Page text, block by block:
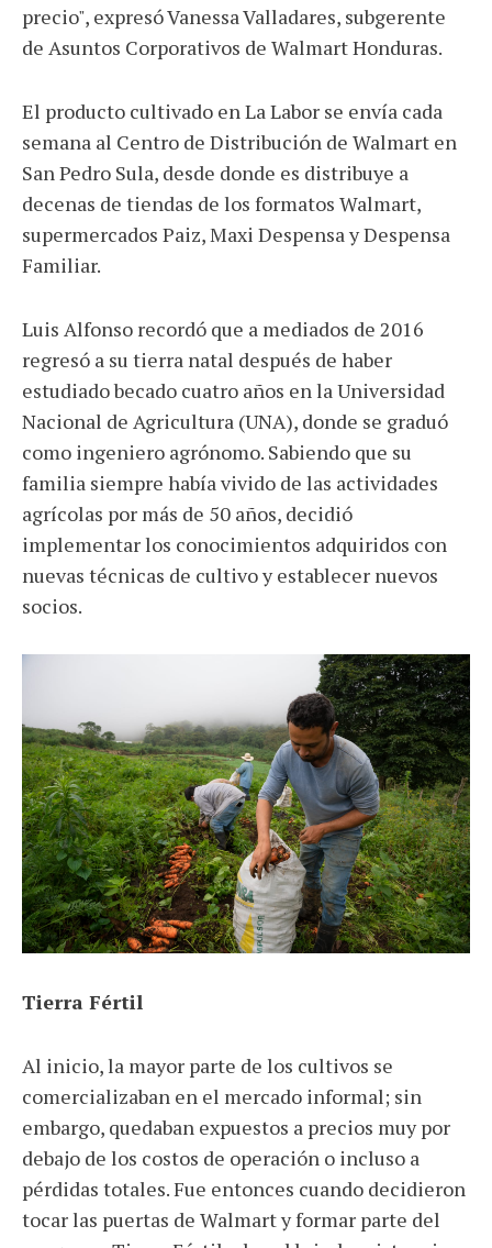
precio", expresó Vanessa Valladares, subgerente
de Asuntos Corporativos de Walmart Honduras.
El producto cultivado en La Labor se envía cada
semana al Centro de Distribución de Walmart en
San Pedro Sula, desde donde es distribuye a
decenas de tiendas de los formatos Walmart,
supermercados Paiz, Maxi Despensa y Despensa
Familiar.
Luis Alfonso recordó que a mediados de 2016
regresó a su tierra natal después de haber
estudiado becado cuatro años en la Universidad
Nacional de Agricultura (UNA), donde se graduó
como ingeniero agrónomo. Sabiendo que su
familia siempre había vivido de las actividades
agrícolas por más de 50 años, decidió
implementar los conocimientos adquiridos con
nuevas técnicas de cultivo y establecer nuevos
socios.
Tierra Fértil
Al inicio, la mayor parte de los cultivos se
comercializaban en el mercado informal; sin
embargo, quedaban expuestos a precios muy por
debajo de los costos de operación o incluso a
pérdidas totales. Fue entonces cuando decidieron
tocar las puertas de Walmart y formar parte del